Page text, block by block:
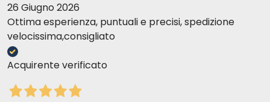
26 Giugno 2026
Ottima esperienza, puntuali e precisi, spedizione
velocissima,consigliato
Acquirente verificato